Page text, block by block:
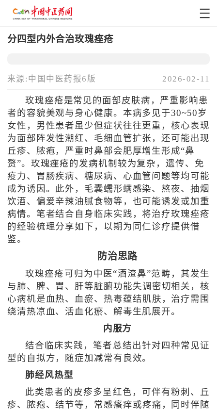
分四型内外合治玫瑰痤疮
来源:中国中医药报6版 2026-02-11
玫瑰痤疮是常见的面部皮肤病，严重影响患
者的容貌美观与身心健康。本病多见于30~50岁
女性，男性患者虽少但症状往往更重，核心表现
为面部阵发性潮红、毛细血管扩张，还可能出现
丘疹、脓疱，严重时鼻部会肥厚增生形成“鼻
赘”。玫瑰痤疮的发病机制较为复杂，遗传、免
疫力、胃肠疾病、糖尿病、心血管问题等均可能
成为诱因。此外，毛囊蠕形螨感染、熬夜、抽烟
饮酒、偏爱辛辣油腻食物等，也可能诱发或加重
病情。笔者结合自身临床实践，将治疗玫瑰痤疮
的经验梳理分享如下，以期为同仁诊疗提供借
鉴。
防治思路
玫瑰痤疮可归为中医“酒渣鼻”范畴，其发生
与肺、脾、胃、肝等脏腑功能失调密切相关，核
心病机是血热、血瘀、热毒蕴结肌肤，治疗需围
绕清热凉血、活血化瘀、解毒生肌展开。
内服方
结合临床实践，笔者总结出针对四种常见证
型的自拟方，随症加减常有良效。
肺经风热型
此类患者的皮疹多呈红色，可伴有粉刺、丘
疹、脓疱、结节等，常感瘙痒或疼痛，同时伴随